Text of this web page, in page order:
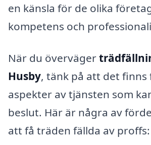
en känsla för de olika
kompetens och
När du överväger
Husby, tänk på att det finns
aspekter av tjänsten som
beslut. Här är några av
att få träden fällda av proffs: